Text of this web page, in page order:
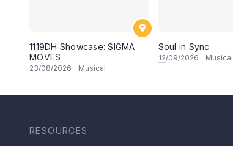
1119DH Showcase: SIGMA
MOVES
23/08/2026 · Musical
Soul in Sync
12/09/2026 · Musical
RESOURCES